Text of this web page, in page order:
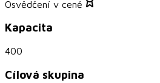
Osvědčení v ceně
Kapacita
400
Cílová skupina